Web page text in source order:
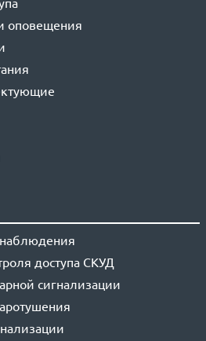
оповещения
доступа СКУД
сигнализации